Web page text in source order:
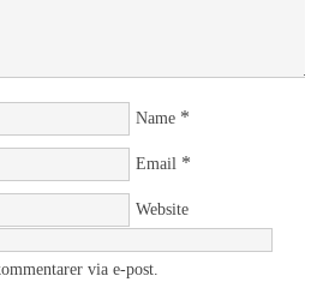
Name *
Email *
Website
via e-post.